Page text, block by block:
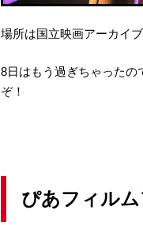
場所は国立映画アーカイブ
8日はもう過ぎちゃったの
ぞ！
ぴあフィル